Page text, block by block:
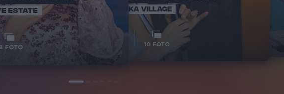
ESTATE
FOTO
VOI TANKA VILLAGE
10 FOTO
VOI TANKA VILLAGE